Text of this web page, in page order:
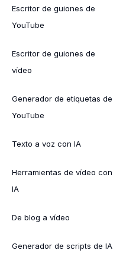
Escritor de guiones de
YouTube
Escritor de guiones de
vídeo
Generador de etiquetas de
YouTube
Texto a voz con IA
Herramientas de vídeo con
IA
De blog a vídeo
Generador de scripts de IA